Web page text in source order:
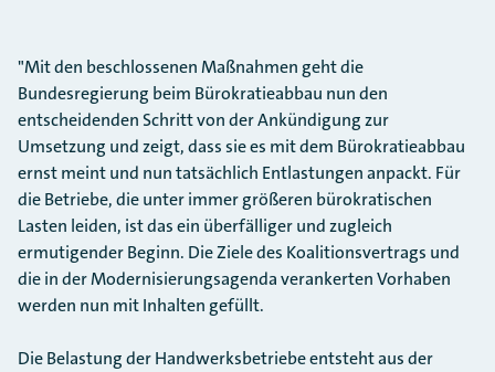
"Mit den beschlossenen Maßnahmen geht die
Bundesregierung beim Bürokratieabbau nun den
entscheidenden Schritt von der Ankündigung zur
Umsetzung und zeigt, dass sie es mit dem Bürokratieabbau
ernst meint und nun tatsächlich Entlastungen anpackt. Für
die Betriebe, die unter immer größeren bürokratischen
Lasten leiden, ist das ein überfälliger und zugleich
ermutigender Beginn. Die Ziele des Koalitionsvertrags und
die in der Modernisierungsagenda verankerten Vorhaben
werden nun mit Inhalten gefüllt.
Die Belastung der Handwerksbetriebe entsteht aus der